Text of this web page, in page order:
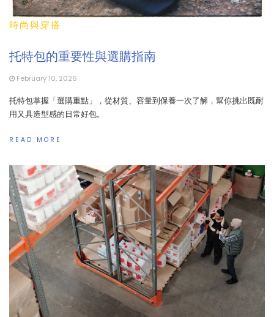
時尚與穿搭
托特包的重要性與選購指南
February 10, 2026
托特包掌握「選購重點」，從材質、容量到保養一次了解，幫你挑出既耐
用又具造型感的日常好包。
READ MORE